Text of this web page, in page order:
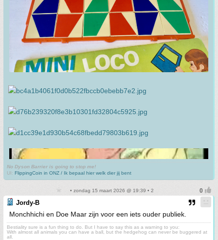
No Dyson Barrier is going to stop me!
UI: FlippingCoin in ONZ / Ik bepaal hier welk dier jij bent
• zondag 15 maart 2026 @ 19:39 • 2
Jordy-B
Monchhichi en Doe Maar zijn voor een iets ouder publiek.
Bestiality sure is a fun thing to do. But I have to say this as a warning to you:
With almost all animals you can have a ball, but the hedgehog can never be buggered at
all.